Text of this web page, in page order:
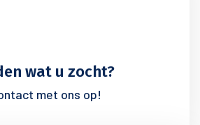
wat u zocht?
met ons op!